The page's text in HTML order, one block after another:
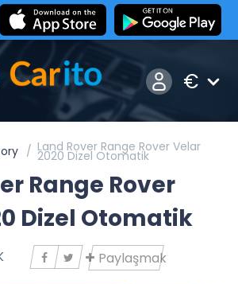
€
Land Rover Range Rover Velar
2020 Dizel Otomatik
Range Rover
Dizel Otomatik
Paylaşmak